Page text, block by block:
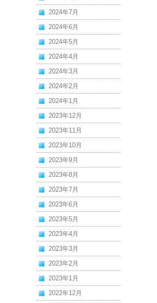
2024年7月
2024年6月
2024年5月
2024年4月
2024年3月
2024年2月
2024年1月
2023年12月
2023年11月
2023年10月
2023年9月
2023年8月
2023年7月
2023年6月
2023年5月
2023年4月
2023年3月
2023年2月
2023年1月
2022年12月